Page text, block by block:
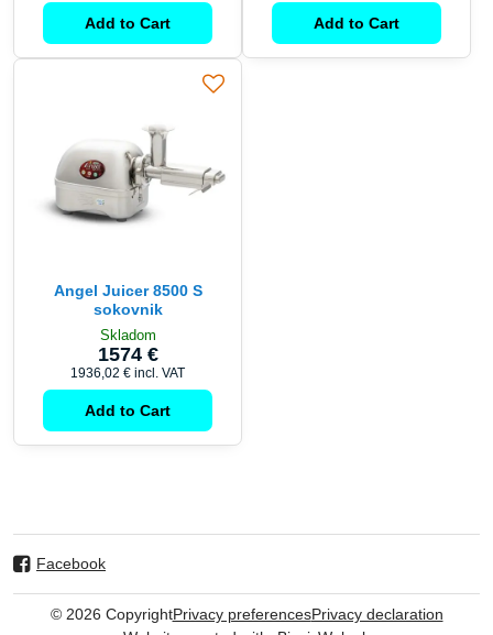
Add to Cart Add to Cart
Angel Juicer 8500 S
sokovnik
Skladom
1574 €
1936,02 € incl. VAT
Add to Cart
Facebook
© 2026 CopyrightPrivacy preferencesPrivacy declaration